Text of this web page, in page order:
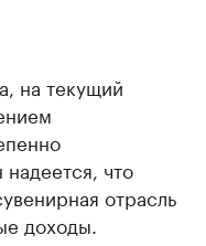
на текущий
что
отрасль
доходы.